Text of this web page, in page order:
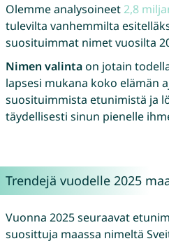
Olemme analysoineet2,8
tulevilta vanhemmilta
suosituimmat nimet vuosilta
Nimen valintaon jotain
lapsesi mukana koko elämän
suosituimmista etunimistä ja
täydellisesti sinun pienelle
Trendejä vuodelle 2025
Vuonna 2025 seuraavat
suosittuja maassa nimeltä